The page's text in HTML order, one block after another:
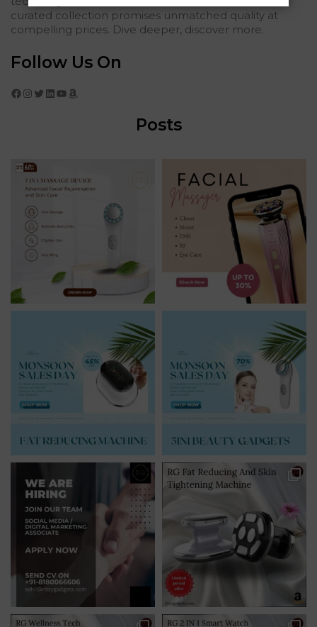
curated collection promises unmatched quality at
compelling prices. Dive deeper, discover more.
Follow Us On
Facebook Instagram Twitter LinkedIn YouTube Amazon
Posts